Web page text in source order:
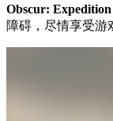
Obscur: Expedition
障碍，尽情享受游